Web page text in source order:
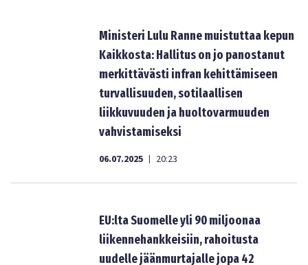
Ministeri Lulu Ranne muistuttaa kepun
Kaikkosta: Hallitus on jo panostanut
merkittävästi infran kehittämiseen
turvallisuuden, sotilaallisen
liikkuvuuden ja huoltovarmuuden
vahvistamiseksi
06.07.2025 | 20:23
EU:lta Suomelle yli 90 miljoonaa
liikennehankkeisiin, rahoitusta
uudelle jäänmurtajalle jopa 42